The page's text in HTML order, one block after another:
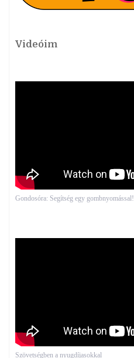
Videóim
Gondosóra: Segítség egy gombnyomással!
Szövetségben a nyugdíjasokkal